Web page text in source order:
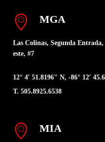
MGA
Las Colinas, Segunda
este, #7
12° 4′ 51.8196″ N, -86° 12′
T. 505.8925.6538
MIA